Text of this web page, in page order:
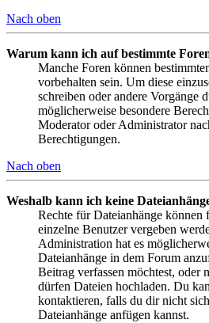
Nach oben
Warum kann ich auf bestimmte
Manche Foren können
vorbehalten sein. Um diese
schreiben oder andere Vorgänge
möglicherweise besondere
Moderator oder Administrator
Berechtigungen.
Nach oben
Weshalb kann ich keine
Rechte für Dateianhänge können
einzelne Benutzer vergeben
Administration hat es
Dateianhänge in dem Forum
Beitrag verfassen möchtest, oder
dürfen Dateien hochladen. Du
kontaktieren, falls du dir nicht
Dateianhänge anfügen kannst.